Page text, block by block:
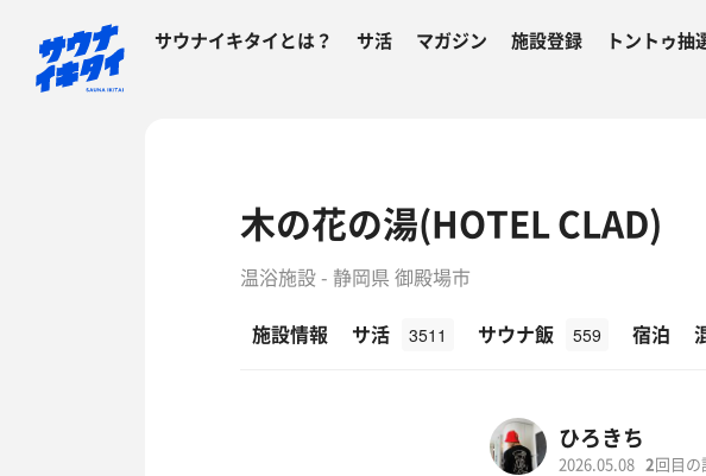
サウナイキタイとは？ サ活 マガジン 施設登録 トントゥ抽
木の花の湯(HOTEL CLAD)
温浴施設 - 静岡県 御殿場市
施設情報
サ活 3511 サウナ飯 559 宿泊
ひろきち
2026.05.08 2回目の